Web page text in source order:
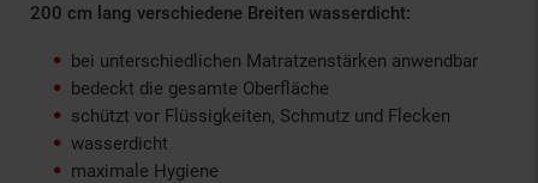
200 cm lang verschiedene Breiten wasserdicht:
bei unterschiedlichen Matratzenstärken anwendbar
bedeckt die gesamte Oberfläche
schützt vor Flüssigkeiten, Schmutz und Flecken
wasserdicht
maximale Hygiene